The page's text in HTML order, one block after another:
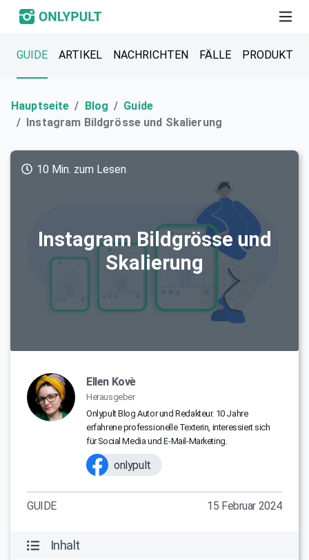
GUIDE ARTIKEL NACHRICHTEN FÄLLE PRODUKT
Hauptseite Blog
Guide
Instagram Bildgrösse und Skalierung
Instagram Bildgrösse und
Skalierung
10 Min. zum Lesen
Ellen Kovè
Herausgeber
Onlypult Blog Autor und Redakteur. 10 Jahre
erfahrene professionelle Texterin, interessiert sich
für Social Media und E-Mail-Marketing.
onlypult
GUIDE 15 Februar 2024
Inhalt